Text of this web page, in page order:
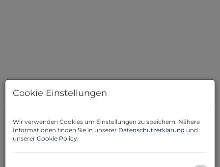
Willkommen in Ihrem neuen Zuhause in Wiener
Cookie Einstellungen
Wir verwenden Cookies um Einstellungen zu speichern. Nähere
Informationen finden Sie in unserer Datenschutzerklärung und
unserer Cookie Policy.